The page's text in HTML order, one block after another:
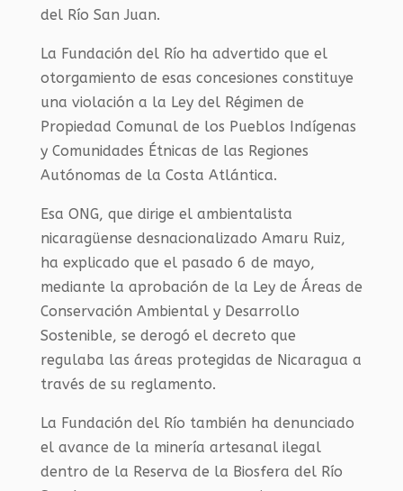
del Río San Juan.
La Fundación del Río ha advertido que el
otorgamiento de esas concesiones constituye
una violación a la Ley del Régimen de
Propiedad Comunal de los Pueblos Indígenas
y Comunidades Étnicas de las Regiones
Autónomas de la Costa Atlántica.
Esa ONG, que dirige el ambientalista
nicaragüense desnacionalizado Amaru Ruiz,
ha explicado que el pasado 6 de mayo,
mediante la aprobación de la Ley de Áreas de
Conservación Ambiental y Desarrollo
Sostenible, se derogó el decreto que
regulaba las áreas protegidas de Nicaragua a
través de su reglamento.
La Fundación del Río también ha denunciado
el avance de la minería artesanal ilegal
dentro de la Reserva de la Biosfera del Río